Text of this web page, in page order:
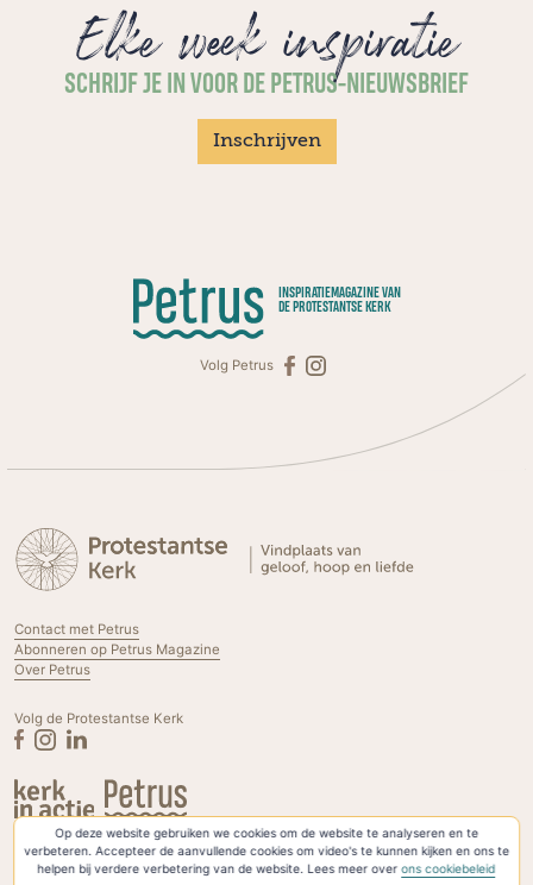
Op deze website gebruiken we cookies om de website te analyseren en te
verbeteren. Accepteer de aanvullende cookies om video's te kunnen kijken en ons te
helpen bij verdere verbetering van de website. Lees meer overons cookiebeleid
Elke week inspiratie
SCHRIJF JE IN VOOR DE PETRUS-NIEUWSBRIEF
Inschrijven
INSPIRATIEMAGAZINE VAN
DE PROTESTANTSE KERK
Volg Petrus
Contact met Petrus
Abonneren op Petrus Magazine
Over Petrus
Volg de Protestantse Kerk
Privacyverklaring & Cookies